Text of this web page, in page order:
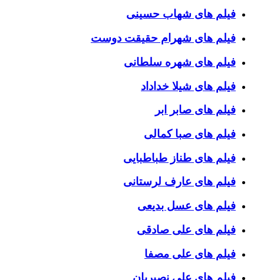
فیلم های شهاب حسینی
فیلم های شهرام حقیقت دوست
فیلم های شهره سلطانی
فیلم های شیلا خداداد
فیلم های صابر ابر
فیلم های صبا کمالی
فیلم های طناز طباطبایی
فیلم های عارف لرستانی
فیلم های عسل بدیعی
فیلم های علی صادقی
فیلم های علی مصفا
فیلم های علی نصیریان